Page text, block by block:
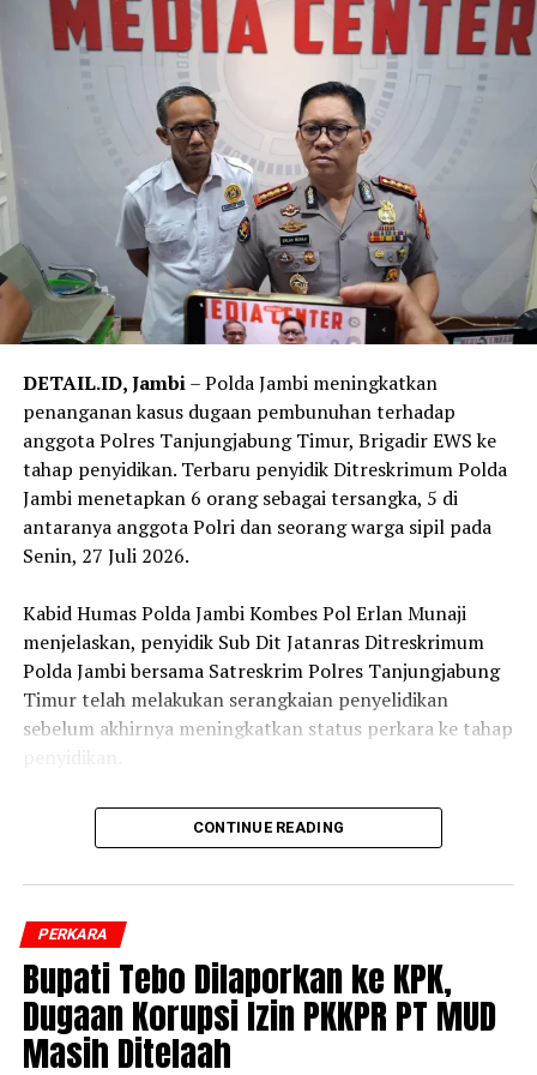
dalam pengadaan tanah pembangunan akses jalan
menuju Pelabuhan Ujung Jabung pada Dinas Pekerjaan
Umum dan Penataan Ruang (PUPR) Provinsi Jambi
Tahun Anggaran 2019–2023.
‎Kedua tersangka didakwa melanggar ketentuan tindak
pidana korupsi sebagaimana diatur dalam Undang-
Undang Pemberantasan Tindak Pidana Korupsi, dengan
ancaman pasal primair maupun subsidiair sesuai hasil
penyidikan.
‎Kata Noly, setelah Tahap II Jaksa Penuntut Umum
surat dakwaan dan segera melimpahkan perkara
tersebut ke Pengadilan Tindak Pidana Korupsi pada
Pengadilan Negeri Jambi untuk menjalani proses
persidangan.
Reporter: Juan Ambarita
DETAIL.ID, Jambi– Polda Jambi meningkatkan
penanganan kasus dugaan pembunuhan terhadap
anggota Polres Tanjungjabung Timur, Brigadir EWS ke
tahap penyidikan. Terbaru penyidik Ditreskrimum Polda
Jambi menetapkan 6 orang sebagai tersangka, 5 di
antaranya anggota Polri dan seorang warga sipil pada
Senin, 27 Juli 2026.
‎Kabid Humas Polda Jambi Kombes Pol Erlan Munaji
menjelaskan, penyidik Sub Dit Jatanras Ditreskrimum
Polda Jambi bersama Satreskrim Polres Tanjungjabung
Timur telah melakukan serangkaian penyelidikan
sebelum akhirnya meningkatkan status perkara ke tahap
‎”Setelah melalui mekanisme penyelidikan, pada Jumat
lalu status perkara ditingkatkan ke tahap penyidikan.
‎Hasil gelar perkara tersebut menetapkan 6 orang
sebagai tersangka. Menurut Erlan, masing-masing
tersangka memiliki peran yang berbeda dalam kasus
yang menewaskan Brigadir EWS tersebut.
CONTINUE READING
PERKARA
Bupati Tebo Dilaporkan ke KPK,
Dugaan Korupsi Izin PKKPR PT MUD
Masih Ditelaah